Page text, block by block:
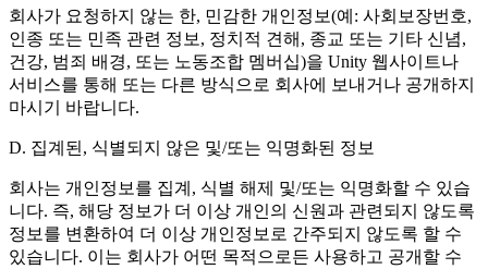
회사가 요청하지 않는 한, 민감한 개인정보(예: 사회보장번호,
인종 또는 민족 관련 정보, 정치적 견해, 종교 또는 기타 신념,
건강, 범죄 배경, 또는 노동조합 멤버십)을 Unity 웹사이트나
서비스를 통해 또는 다른 방식으로 회사에 보내거나 공개하지
마시기 바랍니다.
D. 집계된, 식별되지 않은 및/또는 익명화된 정보
회사는 개인정보를 집계, 식별 해제 및/또는 익명화할 수 있습
니다. 즉, 해당 정보가 더 이상 개인의 신원과 관련되지 않도록
정보를 변환하여 더 이상 개인정보로 간주되지 않도록 할 수
있습니다. 이는 회사가 어떤 목적으로든 사용하고 공개할 수